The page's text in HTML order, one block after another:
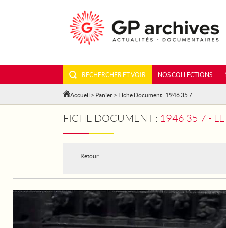
RECHERCHER ET VOIR NOS COLLECTIONS
Accueil > Panier > Fiche Document : 1946 35 7
FICHE DOCUMENT : 1946 35 7 -
Retour